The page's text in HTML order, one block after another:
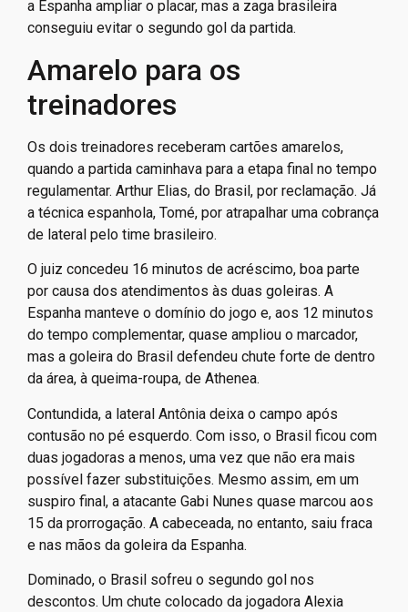
a Espanha ampliar o placar, mas a zaga brasileira
conseguiu evitar o segundo gol da partida.
Amarelo para os
treinadores
Os dois treinadores receberam cartões amarelos,
quando a partida caminhava para a etapa final no tempo
regulamentar. Arthur Elias, do Brasil, por reclamação. Já
a técnica espanhola, Tomé, por atrapalhar uma cobrança
de lateral pelo time brasileiro.
O juiz concedeu 16 minutos de acréscimo, boa parte
por causa dos atendimentos às duas goleiras. A
Espanha manteve o domínio do jogo e, aos 12 minutos
do tempo complementar, quase ampliou o marcador,
mas a goleira do Brasil defendeu chute forte de dentro
da área, à queima-roupa, de Athenea.
Contundida, a lateral Antônia deixa o campo após
contusão no pé esquerdo. Com isso, o Brasil ficou com
duas jogadoras a menos, uma vez que não era mais
possível fazer substituições. Mesmo assim, em um
suspiro final, a atacante Gabi Nunes quase marcou aos
15 da prorrogação. A cabeceada, no entanto, saiu fraca
e nas mãos da goleira da Espanha.
Dominado, o Brasil sofreu o segundo gol nos
descontos. Um chute colocado da jogadora Alexia